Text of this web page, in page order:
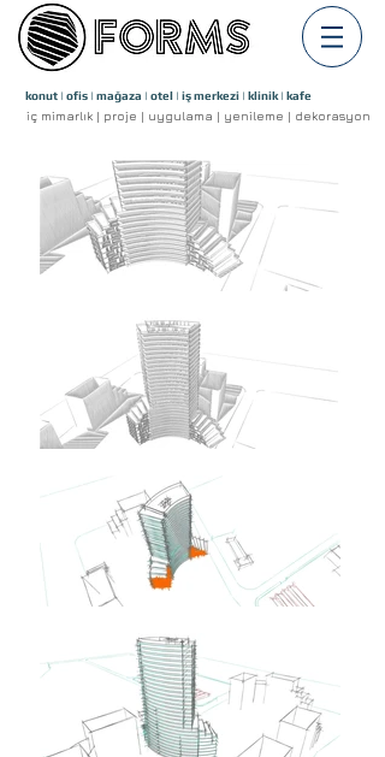
konut | ofis | mağaza | otel | iş merkezi | klinik | kafe
iç mimarlık | proje | uygulama | yenileme |